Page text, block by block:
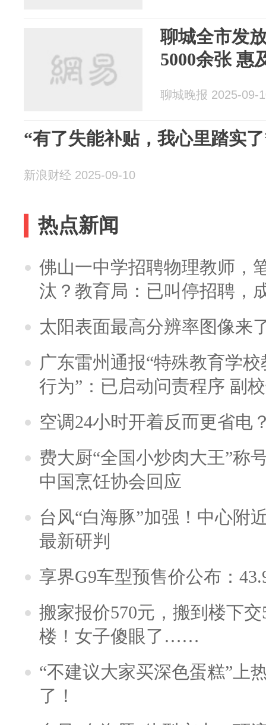
聊城全市发
5000余张 惠
聊城晚报 2025-09-
“有了失能补贴，我心里踏实
新浪财经 2025-09-10
热点新闻
佛山一中学招聘物理教师，
汰？教育局：已叫停招聘，
太阳表面最高分辨率图像来
广东雷州通报“特殊教育学
行为”：已启动问责程序 副
空调24小时开着反而更省电
费大厨“全国小炒肉大王”称
中国烹饪协会回应
台风“白海豚”加强！中心附
最新研判
享界G9车型预售价公布：
搬家报价570元，搬到楼下
楼！女子傻眼了……
“不建议大家买深色蛋糕”上
了！